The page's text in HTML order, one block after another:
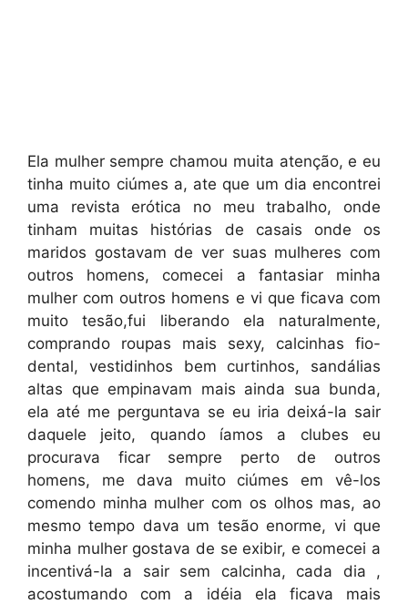
Ela mulher sempre chamou muita atenção, e eu
tinha muito ciúmes a, ate que um dia encontrei
uma revista erótica no meu trabalho, onde
tinham muitas histórias de casais onde os
maridos gostavam de ver suas mulheres com
outros homens, comecei a fantasiar minha
mulher com outros homens e vi que ficava com
muito tesão,fui liberando ela naturalmente,
comprando roupas mais sexy, calcinhas fio-
dental, vestidinhos bem curtinhos, sandálias
altas que empinavam mais ainda sua bunda,
ela até me perguntava se eu iria deixá-la sair
daquele jeito, quando íamos a clubes eu
procurava ficar sempre perto de outros
homens, me dava muito ciúmes em vê-los
comendo minha mulher com os olhos mas, ao
mesmo tempo dava um tesão enorme, vi que
minha mulher gostava de se exibir, e comecei a
incentivá-la a sair sem calcinha, cada dia ,
acostumando com a idéia ela ficava mais